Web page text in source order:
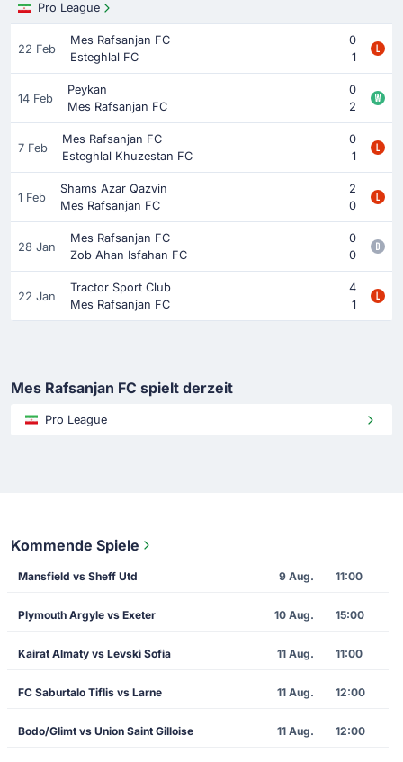
Pro League
22 Feb
Mes Rafsanjan FC
0
Esteghlal FC
1
14 Feb
Peykan
0
Mes Rafsanjan FC
2
7 Feb
Mes Rafsanjan FC
0
Esteghlal Khuzestan FC
1
1 Feb
Shams Azar Qazvin
2
Mes Rafsanjan FC
0
28 Jan
Mes Rafsanjan FC
0
Zob Ahan Isfahan FC
0
22 Jan
Tractor Sport Club
4
Mes Rafsanjan FC
1
Mes Rafsanjan FC spielt derzeit
Pro League
Kommende Spiele
Mansfield vs Sheff Utd 9 Aug. 11:00
Plymouth Argyle vs Exeter 10 Aug. 15:00
Kairat Almaty vs Levski Sofia 11 Aug. 11:00
FC Saburtalo Tiflis vs Larne 11 Aug. 12:00
Bodo/Glimt vs Union Saint Gilloise 11 Aug. 12:00